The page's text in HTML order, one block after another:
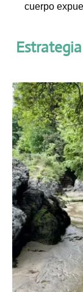
cuerpo